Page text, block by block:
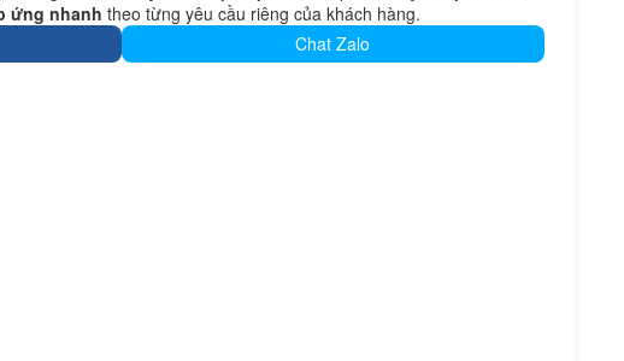
ứng nhanh theo từng yêu cầu riêng của khách hàng.
Chat Zalo